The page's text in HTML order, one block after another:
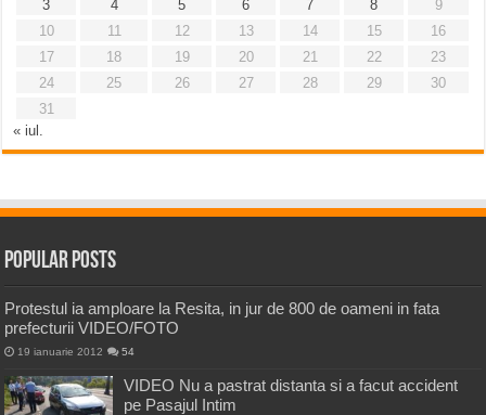
3
4 5 6 7 8
9
10
11 12 13 14 15
16
17
18 19 20 21 22
23
24
25 26 27 28 29
30
31
« iul.
Popular Posts
Protestul ia amploare la Resita, in jur de 800 de oameni in fata
prefecturii VIDEO/FOTO
19 ianuarie 2012 54
VIDEO Nu a pastrat distanta si a facut accident
pe Pasajul Intim